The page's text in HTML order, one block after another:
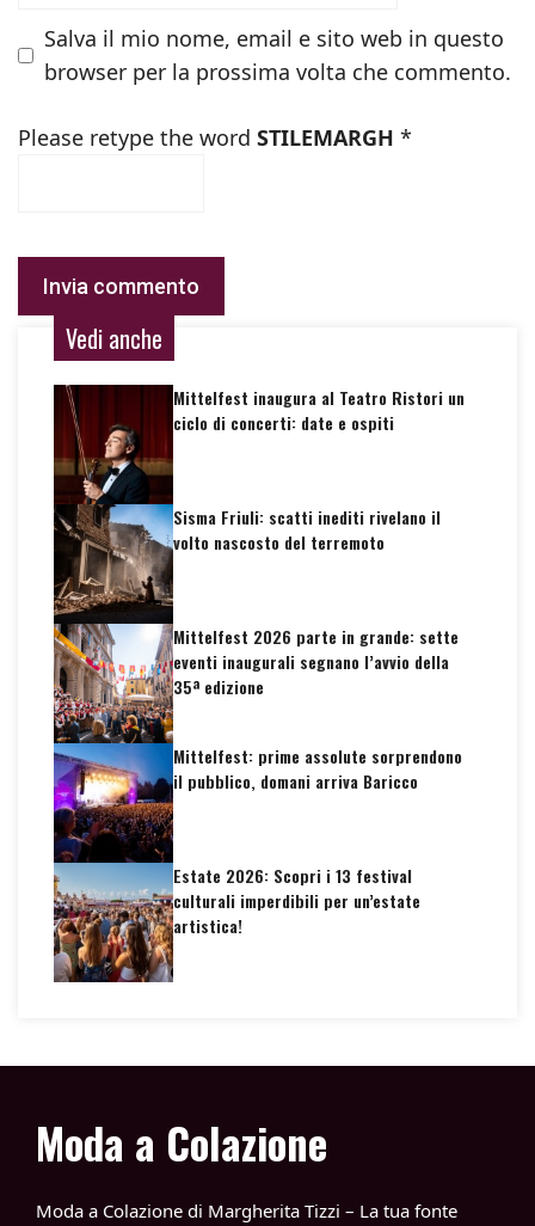
Salva il mio nome, email e sito web in questo
browser per la prossima volta che commento.
Please retype the word STILEMARGH *
Vedi anche
Mittelfest inaugura al Teatro Ristori un
ciclo di concerti: date e ospiti
Sisma Friuli: scatti inediti rivelano il
volto nascosto del terremoto
Mittelfest 2026 parte in grande: sette
eventi inaugurali segnano l’avvio della
35ª edizione
Mittelfest: prime assolute sorprendono
il pubblico, domani arriva Baricco
Estate 2026: Scopri i 13 festival
culturali imperdibili per un’estate
artistica!
Moda a Colazione
Moda a Colazione di Margherita Tizzi – La tua fonte